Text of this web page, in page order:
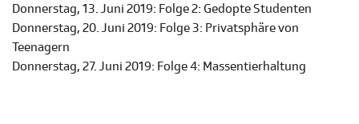
Donnerstag, 13. Juni 2019: Folge 2: Gedopte Studenten
Donnerstag, 20. Juni 2019: Folge 3: Privatsphäre von
Teenagern
Donnerstag, 27. Juni 2019: Folge 4: Massentierhaltung